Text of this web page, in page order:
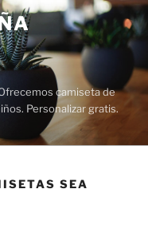
camiseta de
Personalizar gratis.
SEA